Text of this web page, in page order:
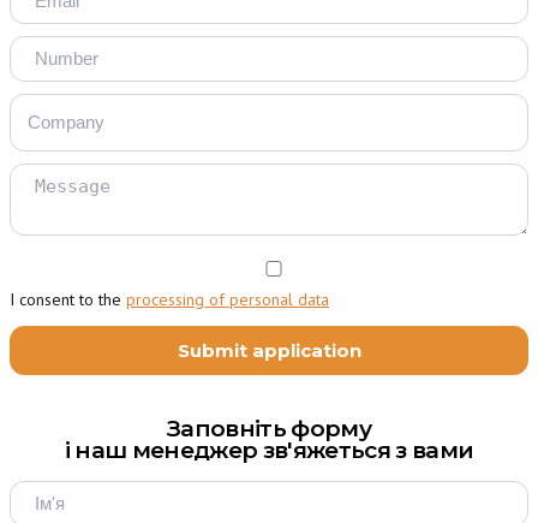
I consent to the processing of personal data
Заповніть форму
і наш менеджер зв'яжеться з вами